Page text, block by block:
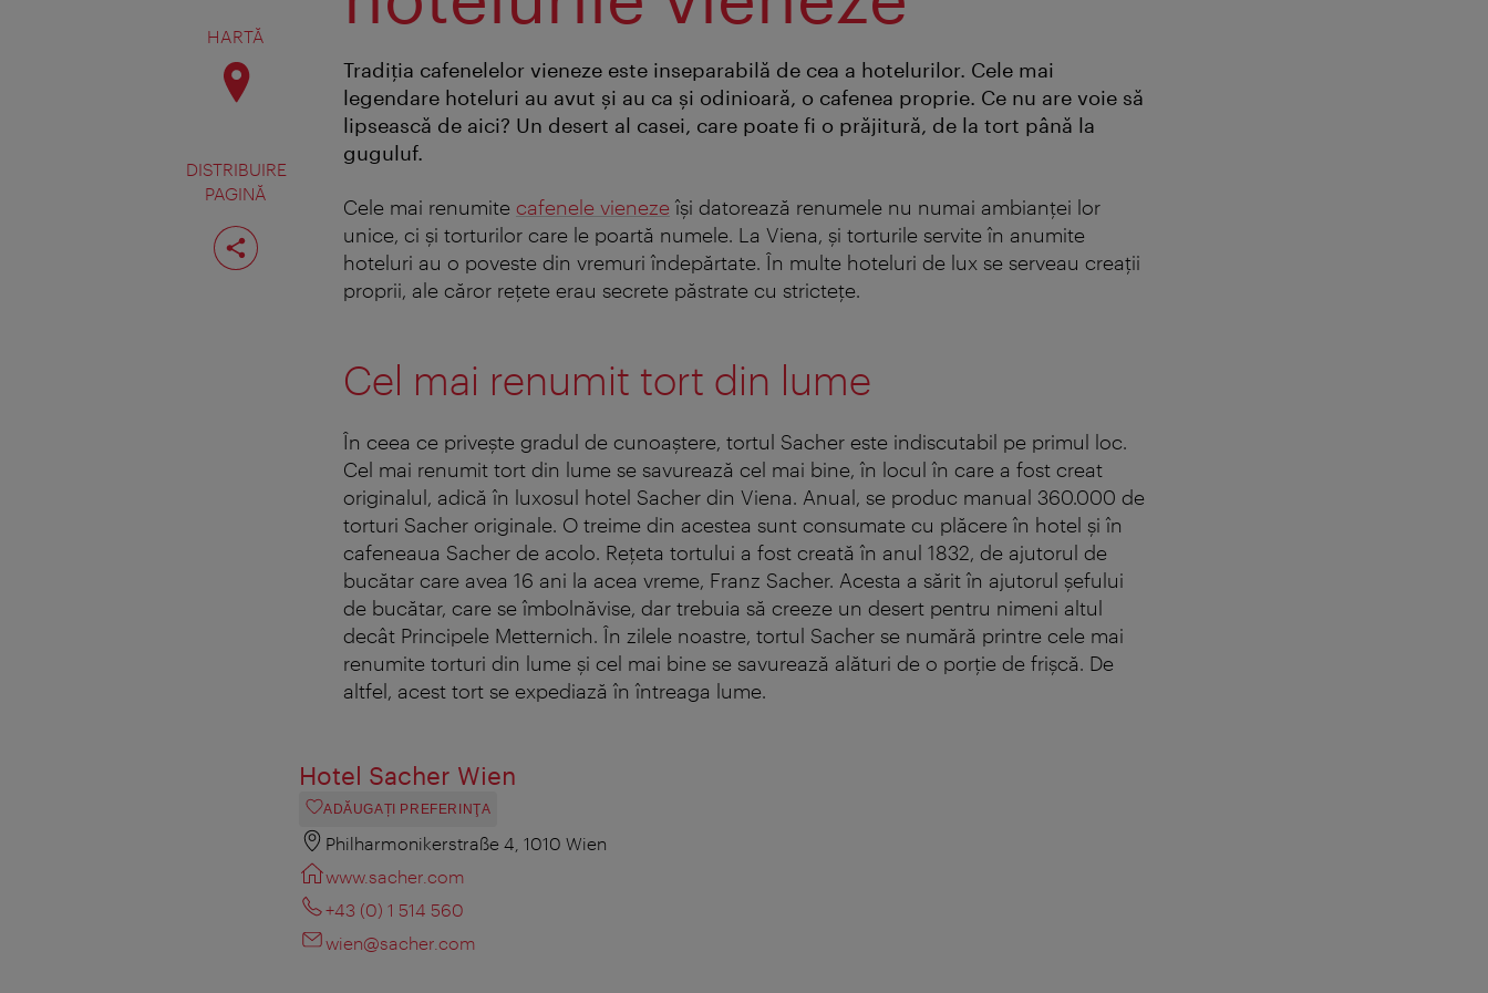
HARTĂ
DISTRIBUIRE
PAGINĂ
Distribuiţi
pagina
Tradiţia cafenelelor vieneze este inseparabilă de cea a hotelurilor. Cele mai
legendare hoteluri au avut şi au ca şi odinioară, o cafenea proprie. Ce nu are voie să
lipsească de aici? Un desert al casei, care poate fi o prăjitură, de la tort până la
guguluf.
Cele mai renumite cafenele vieneze îşi datorează renumele nu numai ambianţei lor
unice, ci şi torturilor care le poartă numele. La Viena, şi torturile servite în anumite
hoteluri au o poveste din vremuri îndepărtate. În multe hoteluri de lux se serveau creaţii
proprii, ale căror reţete erau secrete păstrate cu stricteţe.
Cel mai renumit tort din lume
În ceea ce priveşte gradul de cunoaştere, tortul Sacher este indiscutabil pe primul loc.
Cel mai renumit tort din lume se savurează cel mai bine, în locul în care a fost creat
originalul, adică în luxosul hotel Sacher din Viena. Anual, se produc manual 360.000 de
torturi Sacher originale. O treime din acestea sunt consumate cu plăcere în hotel şi în
cafeneaua Sacher de acolo. Reţeta tortului a fost creată în anul 1832, de ajutorul de
bucătar care avea 16 ani la acea vreme, Franz Sacher. Acesta a sărit în ajutorul şefului
de bucătar, care se îmbolnăvise, dar trebuia să creeze un desert pentru nimeni altul
decât Principele Metternich. În zilele noastre, tortul Sacher se numără printre cele mai
renumite torturi din lume şi cel mai bine se savurează alături de o porţie de frişcă. De
altfel, acest tort se expediază în întreaga lume.
Hotel Sacher Wien
ADĂUGAȚI PREFERINŢA
Philharmonikerstraße 4, 1010 Wien
www.sacher.com
+43 (0) 1 514 560
wien@sacher.com